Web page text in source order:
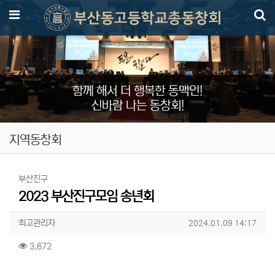
함께 해서 더 행복한 동맥인!
신바람 나는 동창회!
메뉴
지역동창회
부산진구분류
2023 부산진구모임 송년회
작성자 정보
최고관리자작성 작성일
2024.01.09 14:17
컨텐츠 정보
3,672